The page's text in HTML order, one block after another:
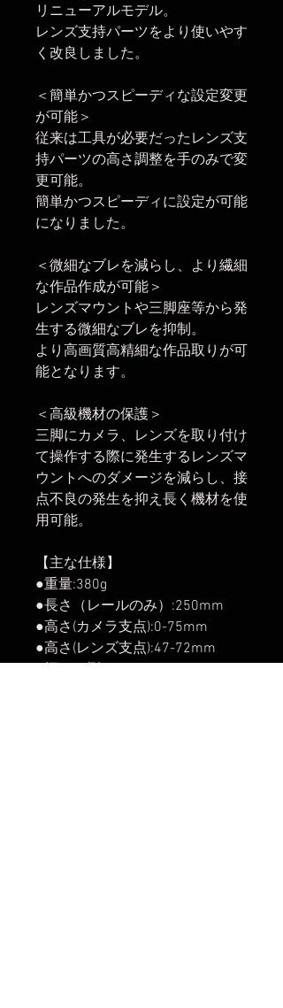
リニューアルモデル。
レンズ支持パーツをより使いやす
く改良しました。
＜簡単かつスピーディな設定変更
が可能＞
従来は工具が必要だったレンズ支
持パーツの高さ調整を手のみで変
更可能。
簡単かつスピーディに設定が可能
になりました。
＜微細なブレを減らし、より繊細
な作品作成が可能＞
レンズマウントや三脚座等から発
生する微細なブレを抑制。
より高画質高精細な作品取りが可
能となります。
＜高級機材の保護＞
三脚にカメラ、レンズを取り付け
て操作する際に発生するレンズマ
ウントへのダメージを減らし、接
点不良の発生を抑え長く機材を使
用可能。
【主な仕様】
●重量:380g
●長さ（レールのみ）:250mm
●高さ(カメラ支点):0-75mm
●高さ(レンズ支点):47-72mm